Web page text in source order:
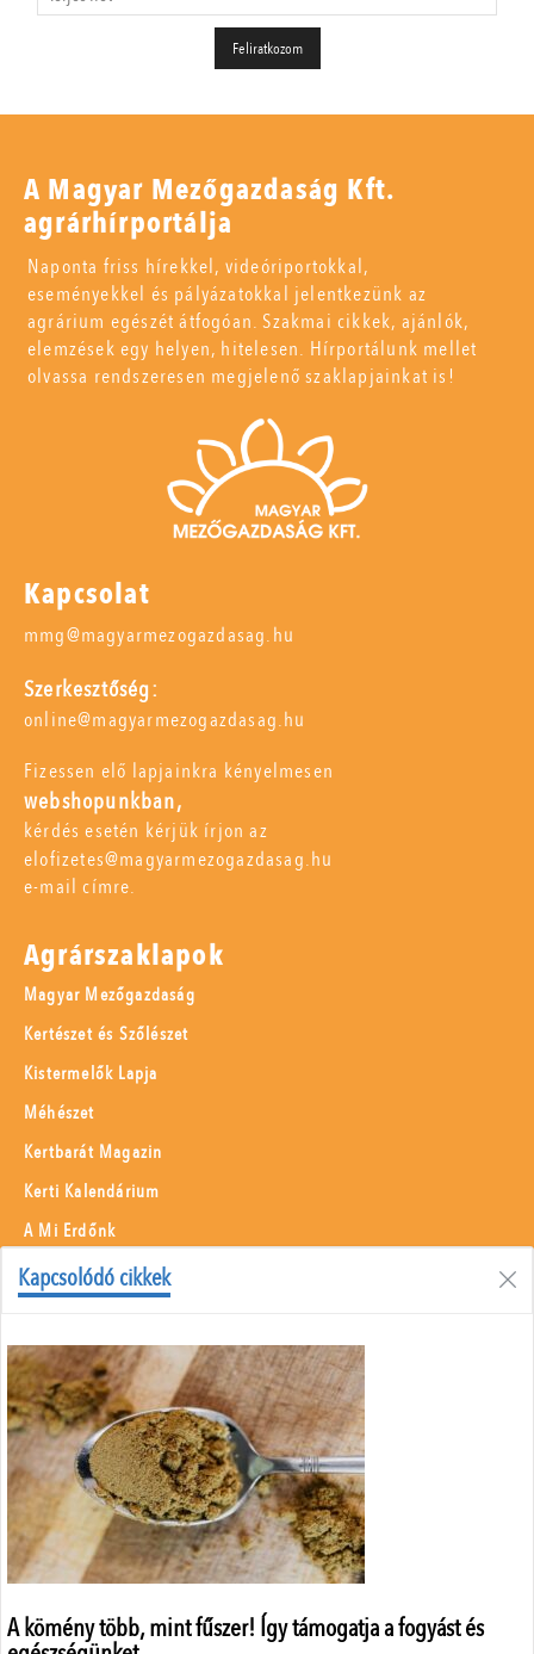
Kapcsolódó cikkek
A kömény több, mint fűszer! Így támogatja a fogyást és
A Magyar Mezőgazdaság Kft.
agrárhírportálja
Naponta friss hírekkel, videóriportokkal,
eseményekkel és pályázatokkal jelentkezünk az
agrárium egészét átfogóan. Szakmai cikkek, ajánlók,
elemzések egy helyen, hitelesen. Hírportálunk mellet
olvassa rendszeresen megjelenő szaklapjainkat is!
Kapcsolat
mmg@magyarmezogazdasag.hu
Szerkesztőség:
online@magyarmezogazdasag.hu
Fizessen elő lapjainkra kényelmesen
webshopunkban,
kérdés esetén kérjük írjon az
elofizetes@magyarmezogazdasag.hu
e-mail címre.
Agrárszaklapok
Magyar Mezőgazdaság
Kertészet és Szőlészet
Kistermelők Lapja
Méhészet
Kertbarát Magazin
Kerti Kalendárium
A Mi Erdőnk
Borászati Füzetek
Menü
Adatvédelem
Szerzői jogok
Impresszum
Médiaajánlat
Központi elérhetőségek
ÁSZF